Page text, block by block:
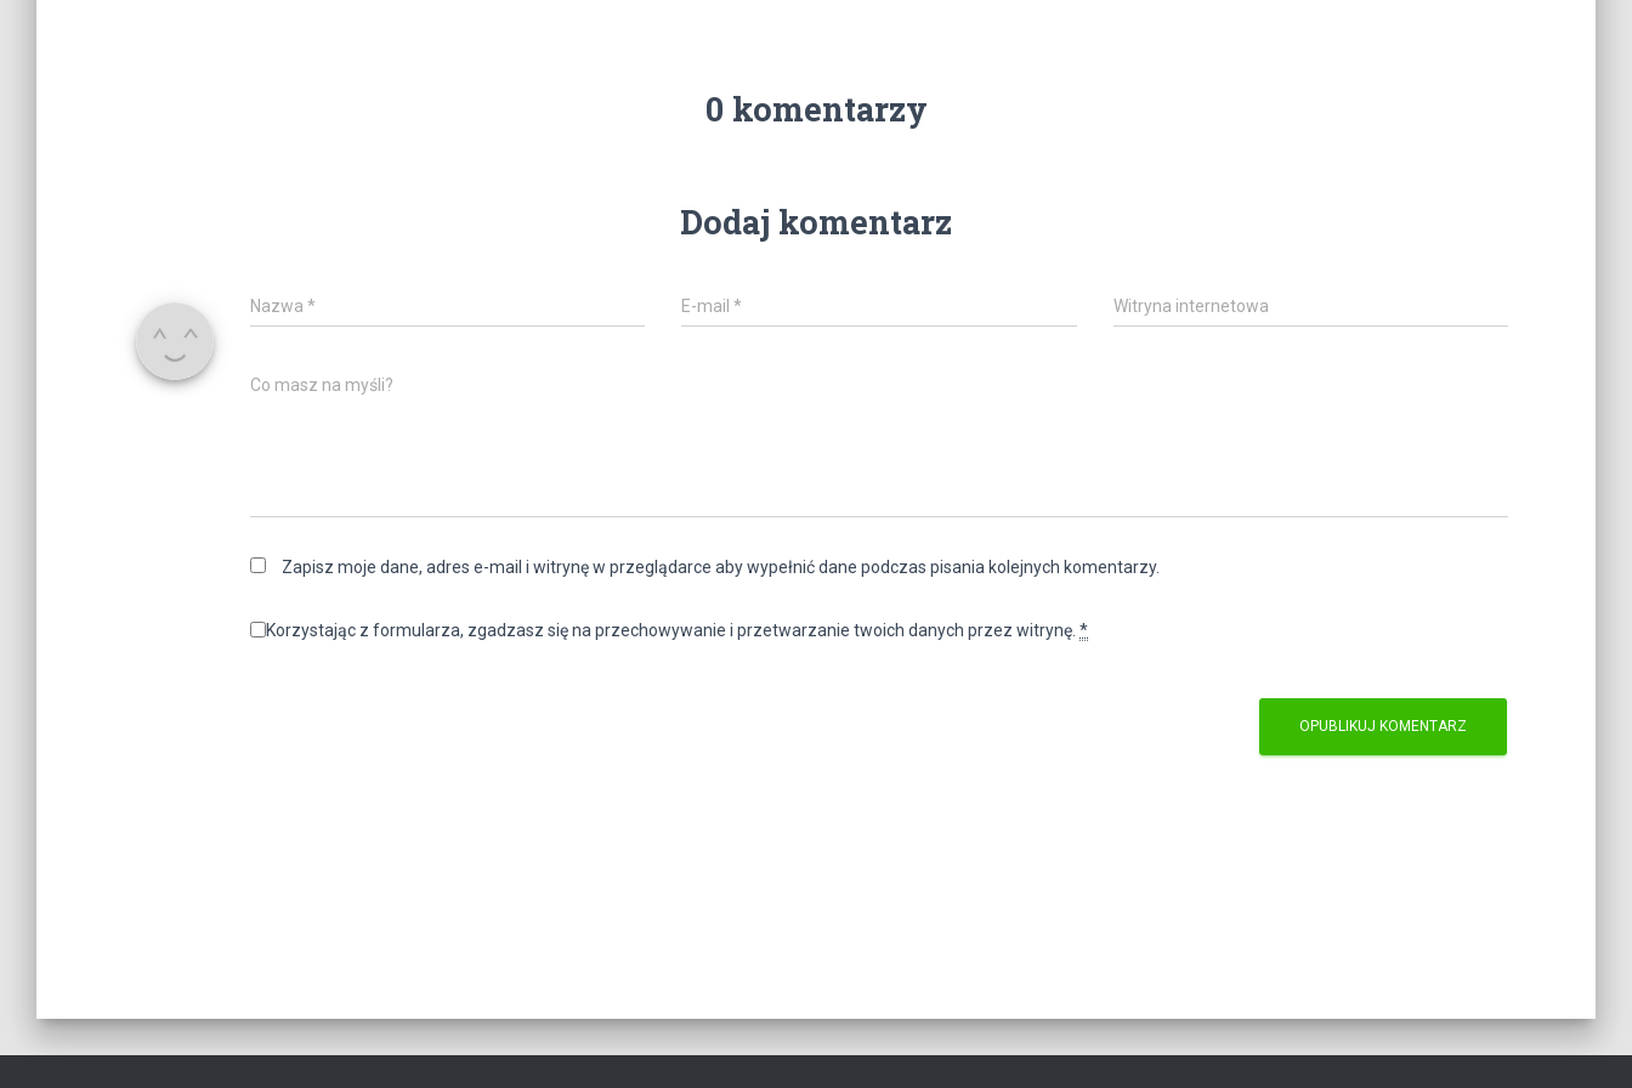
0 komentarzy
Dodaj komentarz
Nazwa * E-mail* Witryna internetowa
Co masz na myśli?
Zapisz moje dane, adres e-mail i witrynę w przeglądarce aby wypełnić dane podczas pisania kolejnych komentarzy.
Korzystając z formularza, zgadzasz się na przechowywanie i przetwarzanie twoich danych przez witrynę. *